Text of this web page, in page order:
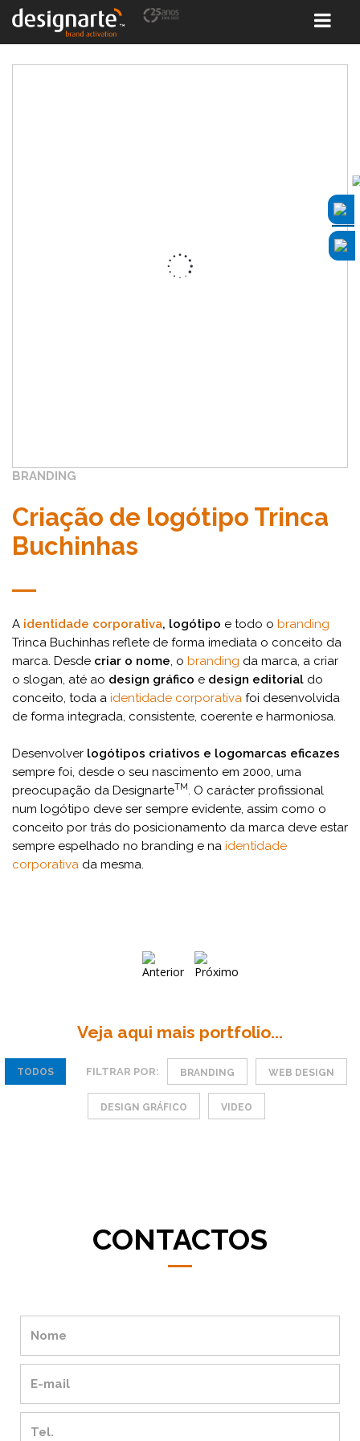
BRANDING
Criação de logótipo Trinca
Buchinhas
A identidade corporativa, logótipo e todo o branding
Trinca Buchinhas reflete de forma imediata o conceito da
marca. Desde criar o nome, o branding da marca, a criar
o slogan, até ao design gráfico e design editorial do
conceito, toda a identidade corporativa foi desenvolvida
de forma integrada, consistente, coerente e harmoniosa.
Desenvolver logótipos criativos e logomarcas eficazes
sempre foi, desde o seu nascimento em 2000, uma
preocupação da DesignarteTM. O carácter profissional
num logótipo deve ser sempre evidente, assim como o
conceito por trás do posicionamento da marca deve estar
sempre espelhado no branding e na identidade
corporativa da mesma.
Veja aqui mais portfolio...
TODOS FILTRAR POR: BRANDING WEB DESIGN
DESIGN GRÁFICO VIDEO
CONTACTOS